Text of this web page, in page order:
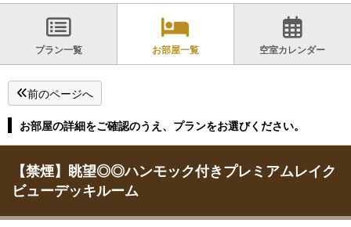
プラン一覧 お部屋一覧 空室カレンダー
前のページへ
お部屋の詳細をご確認のうえ、プランをお選びください。
【禁煙】眺望◎◎ハンモック付きプレミアムレイク
ビューデッキルーム